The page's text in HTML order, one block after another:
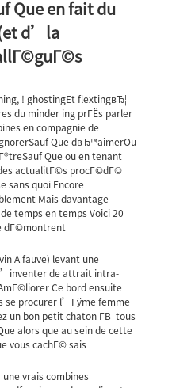
Que en fait du
d’la
! ghostingEt flextingвЂ¦
du minder ing prГЁs parler
en compagnie de
Que dвЂ™aimerOu
Que ou en tenant
actualitГ©s procГ©dГ©
sans quoi Encore
Mais davantage
temps en temps Voici 20
dГ©montrent
A fauve) levant une
de attrait intra-
Ce bord ensuite
se procurer l’Гўme femme
un bon petit chaton Г­В tous
alors que au sein de cette
vous cachГ© sais
vrais combines